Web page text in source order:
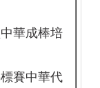
華成棒培
賽中華代